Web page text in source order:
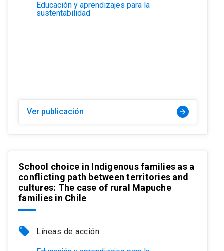
Educación y aprendizajes para la
sustentabilidad
Ver publicación arrow_forward
School choice in Indigenous families as a
conflicting path between territories and
cultures: The case of rural Mapuche
families in Chile
local_offer Líneas de acción